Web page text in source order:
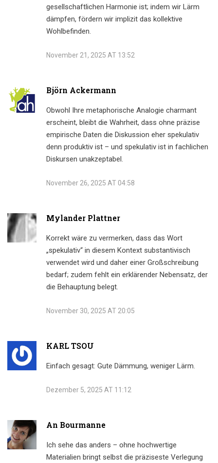
gesellschaftlichen Harmonie ist; indem wir Lärm
dämpfen, fördern wir implizit das kollektive
Wohlbefinden.
November 21, 2025 AT 13:52
Björn Ackermann
Obwohl Ihre metaphorische Analogie charmant
erscheint, bleibt die Wahrheit, dass ohne präzise
empirische Daten die Diskussion eher spekulativ
denn produktiv ist – und spekulativ ist in fachlichen
Diskursen unakzeptabel.
November 26, 2025 AT 04:58
Mylander Plattner
Korrekt wäre zu vermerken, dass das Wort
„spekulativ“ in diesem Kontext substantivisch
verwendet wird und daher einer Großschreibung
bedarf; zudem fehlt ein erklärender Nebensatz, der
die Behauptung belegt.
November 30, 2025 AT 20:05
KARL TSOU
Einfach gesagt: Gute Dämmung, weniger Lärm.
Dezember 5, 2025 AT 11:12
An Bourmanne
Ich sehe das anders – ohne hochwertige
Materialien bringt selbst die präziseste Verlegung